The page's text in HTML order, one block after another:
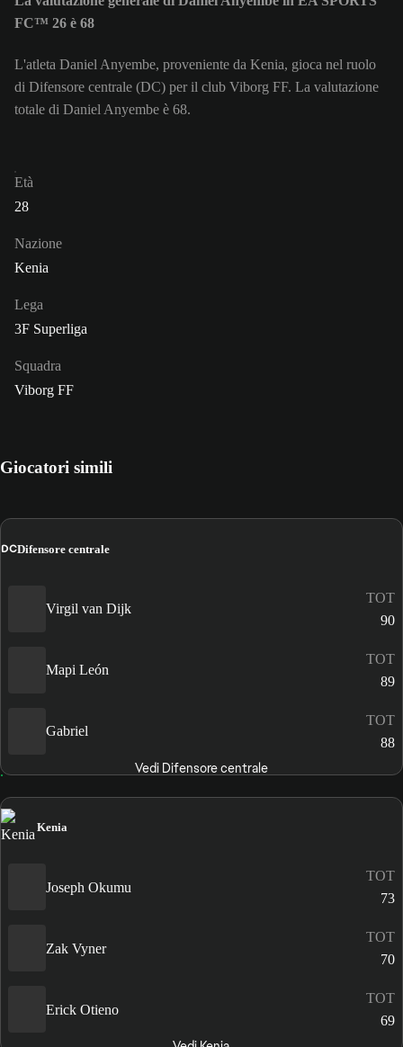
FC™ 26 è 68
L'atleta Daniel Anyembe, proveniente da Kenia, gioca nel ruolo
di Difensore centrale (DC) per il club Viborg FF. La valutazione
totale di Daniel Anyembe è 68.
Età
28
Nazione
Kenia
Lega
3F Superliga
Squadra
Viborg FF
Giocatori simili
DCDifensore centrale
Virgil van Dijk
TOT
90
Mapi León
TOT
89
Gabriel
TOT
88
Vedi Difensore centrale
Kenia
Joseph Okumu
TOT
73
Zak Vyner
TOT
70
Erick Otieno
TOT
69